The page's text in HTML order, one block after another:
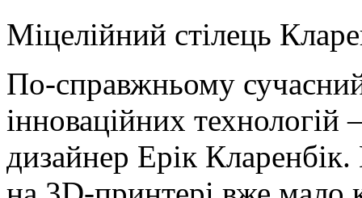
Міцелійний стілець
По-справжньому
інноваційних
дизайнер Ерік